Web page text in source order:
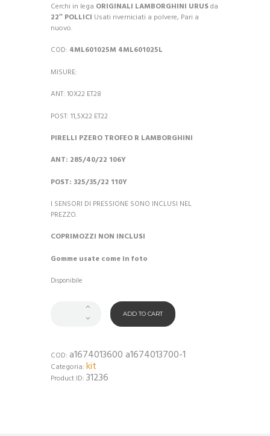
Cerchi in lega ORIGINALI LAMBORGHINI URUSda
22″ POLLICI Usati riverniciati a polvere, Pari a
nuovo.
COD: 4ML601025M 4ML601025L
MISURE:
ANT: 10X22 ET28
POST: 11,5X22 ET22
PIRELLI PZERO TROFEO R LAMBORGHINI
ANT: 285/40/22 106Y
POST: 325/35/22 110Y
I SENSORI DI PRESSIONE SONO INCLUSI NEL
PREZZO.
COPRIMOZZI NON INCLUSI
Gomme usate come in foto
Disponibile
ADD TO CART
COD: a1674013600 a1674013700-1
Categoria: kit
Product ID: 31236